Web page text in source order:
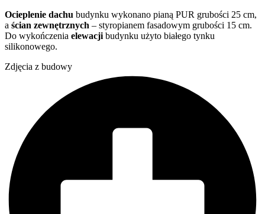
Ocieplenie dachu budynku wykonano pianą PUR grubości 25 cm,
a ścian zewnętrznych – styropianem fasadowym grubości 15 cm.
Do wykończenia elewacji budynku użyto białego tynku
silikonowego.
Zdjęcia z budowy